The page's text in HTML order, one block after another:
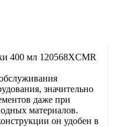
400 мл 120568XCMR
значительно
даже при
материалов.
он удобен в